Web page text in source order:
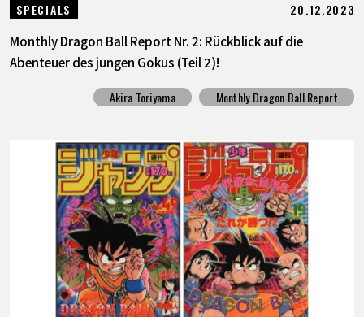
SPECIALS 20.12.2023
Monthly Dragon Ball Report Nr. 2: Rückblick auf die
Abenteuer des jungen Gokus (Teil 2)!
Akira Toriyama Monthly Dragon Ball Report